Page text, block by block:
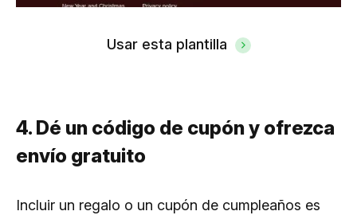
Usar esta plantilla
4. Dé un código de cupón y ofrezca
envío gratuito
Incluir un regalo o un cupón de cumpleaños es